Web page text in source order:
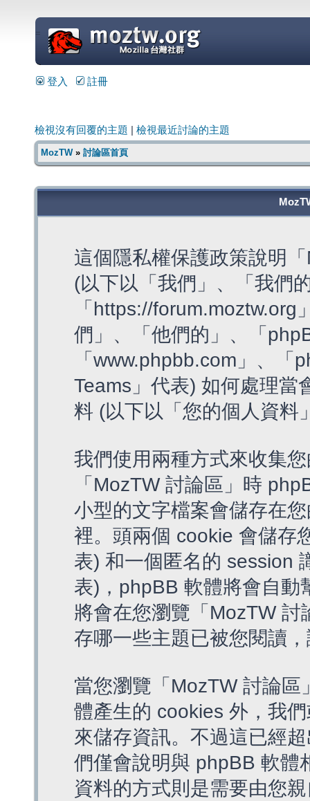
=
登入 註冊
檢視沒有回覆的主題 檢視最近討論的主題
MozTW» 討論區首頁
這個隱私權保護政策說明
(以下以「我們」、「我們
「https://
們」、「他們的」、「
「www.phpbb.com」、
Teams」代表) 如何處理當
料 (以下以「您的個人資料
我們使用兩種方式來收集
「MozTW 討論區」時
小型的文字檔案會儲存在
裡。頭兩個 cookie 會儲存
表) 和一個匿名的 session
表)，phpBB 軟體將會自動
將會在您瀏覽「MozTW
存哪一些主題已被您閱讀
當您瀏覽「MozTW 討論
體產生的 cookies 外，我
來儲存資訊。不過這已經
們僅會說明與 phpBB 軟體
資料的方式則是需要由您